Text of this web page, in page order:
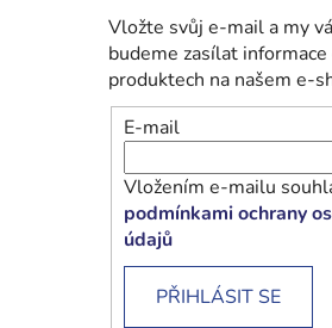
Vložte svůj e-mail a my
budeme zasílat informace
produktech na našem e-
E-mail
Vložením e-mailu
podmínkami ochrany
údajů
PŘIHLÁSIT SE